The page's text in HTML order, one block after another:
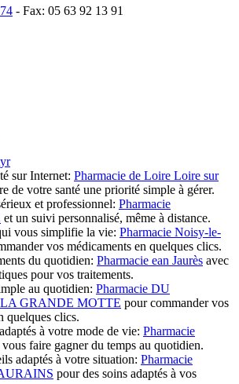
- Fax: 05 63 92 13 91
sur Internet: Pharmacie de Loire Loire sur
de votre santé une priorité simple à gérer.
et professionnel: Pharmacie
et un suivi personnalisé, même à distance.
vous simplifie la vie: Pharmacie Noisy-le-
vos médicaments en quelques clics.
du quotidien: Pharmacie ean Jaurès avec
pour vos traitements.
au quotidien: Pharmacie DU
GRANDE MOTTE pour commander vos
quelques clics.
à votre mode de vie: Pharmacie
faire gagner du temps au quotidien.
adaptés à votre situation: Pharmacie
pour des soins adaptés à vos